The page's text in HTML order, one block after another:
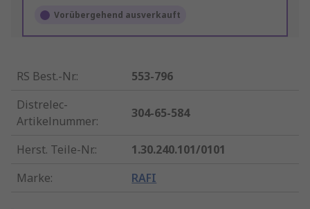
Vorübergehend ausverkauft
RS Best.-Nr.:
553-796
Distrelec-
Artikelnummer:
304-65-584
Herst. Teile-Nr.:
1.30.240.101/0101
Marke: RAFI